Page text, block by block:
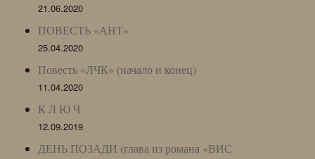
21.06.2020
ПОВЕСТЬ «АНТ»
25.04.2020
Повесть «ЛЧК» (начало и конец)
11.04.2020
К Л Ю Ч
12.09.2019
ДЕНЬ ПОЗАДИ (глава из романа «ВИС